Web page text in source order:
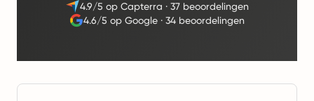
4.9/5 op Capterra · 37 beoordelingen
4.6/5 op Google ·34 beoordelingen